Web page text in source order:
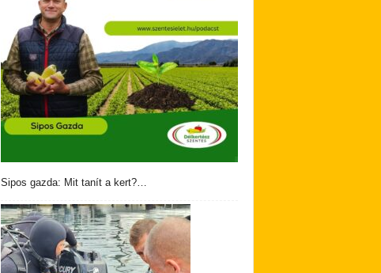
Sipos gazda: Mit tanít a kert?…